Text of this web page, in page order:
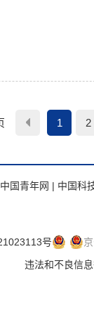
1 2
中国青年网 | 中国科
号
违法和不良信